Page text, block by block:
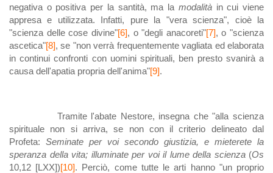
negativa o positiva per la santità, ma la modalitàin cui viene
appresa e utilizzata. Infatti, pure la "vera scienza", cioè la
"scienza delle cose divine"[6], o "degli anacoreti"[7], o "scienza
ascetica"[8], se "non verrà frequentemente vagliata ed elaborata
in continui confronti con uomini spirituali, ben presto svanirà a
causa dell'apatia propria dell'anima"[9].
Tramite l'abate Nestore, insegna che "alla scienza
spirituale non si arriva, se non con il criterio delineato dal
Profeta: Seminate per voi secondo giustizia, e mieterete la
speranza della vita; illuminate per voi il lume della scienza(Os
10,12 [LXX])[10]. Perciò, come tutte le arti hanno "un proprio